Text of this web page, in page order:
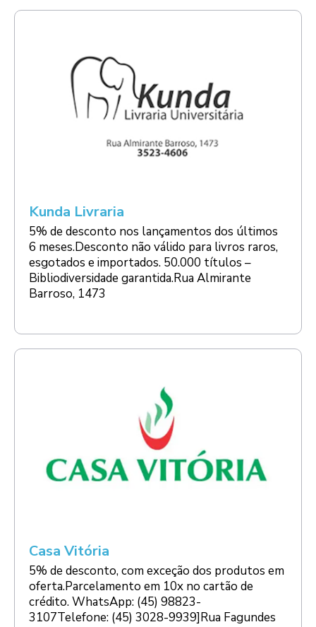
Kunda Livraria
5% de desconto nos lançamentos dos últimos
6 meses.Desconto não válido para livros raros,
esgotados e importados. 50.000 títulos –
Bibliodiversidade garantida.Rua Almirante
Barroso, 1473
Casa Vitória
5% de desconto, com exceção dos produtos em
oferta.Parcelamento em 10x no cartão de
crédito. WhatsApp: (45) 98823-
3107Telefone: (45) 3028-9939]Rua Fagundes